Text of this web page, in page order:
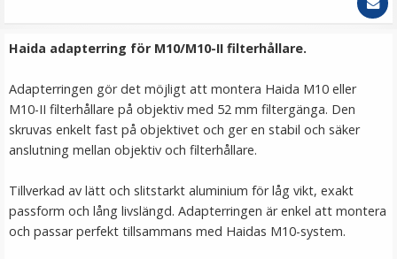
79 kr
LÄGG I VARUKORG
Haida adapterring för M10/M10-II filterhållare.
Adapterringen gör det möjligt att montera Haida M10 eller
M10-II filterhållare på objektiv med 52 mm filtergänga. Den
skruvas enkelt fast på objektivet och ger en stabil och säker
anslutning mellan objektiv och filterhållare.
Tillverkad av lätt och slitstarkt aluminium för låg vikt, exakt
passform och lång livslängd. Adapterringen är enkel att montera
och passar perfekt tillsammans med Haidas M10-system.